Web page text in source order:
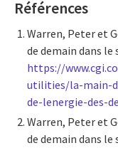
Références
Warren, Peter et
de demain dans le
https://
utilities/la-main-
de-lenergie-des-
Warren, Peter et
de demain dans le